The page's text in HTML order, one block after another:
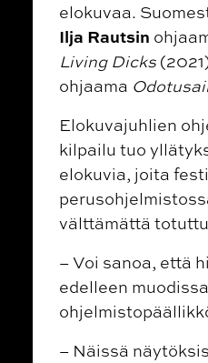
elokuvaa.
Ilja Rautsin
Living Dicks
ohjaama
Elokuvajuhlien
kilpailu tuo
elokuvia, joita
välttämättä
– Voi sanoa, että
edelleen
– Näissä